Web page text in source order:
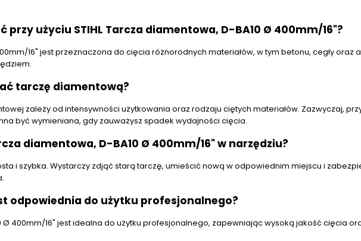
przy użyciu STIHL Tarcza diamentowa, D-BA10 Ø 400mm/16"?
16" jest przeznaczona do cięcia różnorodnych materiałów, w tym betonu, cegły oraz
tarczę diamentową?
zależy od intensywności użytkowania oraz rodzaju ciętych materiałów. Zazwyczaj,
być wymieniana, gdy zauważysz spadek wydajności cięcia.
diamentowa, D-BA10 Ø 400mm/16" w narzędziu?
i szybka. Wystarczy zdjąć starą tarczę, umieścić nową w odpowiednim miejscu i
odpowiednia do użytku profesjonalnego?
Ø 400mm/16" jest idealna do użytku profesjonalnego, zapewniając wysoką jakość cięcia